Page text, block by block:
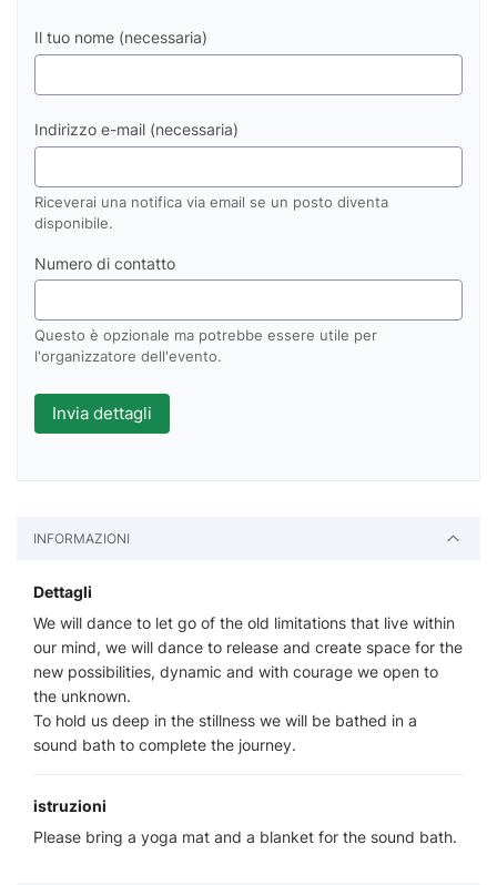
Il tuo nome (necessaria)
Indirizzo e-mail (necessaria)
Riceverai una notifica via email se un posto diventa
disponibile.
Numero di contatto
Questo è opzionale ma potrebbe essere utile per
l'organizzatore dell'evento.
INFORMAZIONI
Dettagli
We will dance to let go of the old limitations that live within
our mind, we will dance to release and create space for the
new possibilities, dynamic and with courage we open to
the unknown.
To hold us deep in the stillness we will be bathed in a
sound bath to complete the journey.
istruzioni
Please bring a yoga mat and a blanket for the sound bath.